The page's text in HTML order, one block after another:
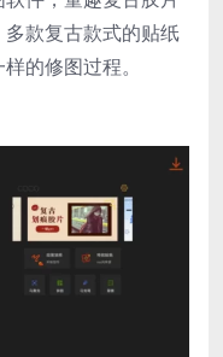
款复古款式的贴纸
的修图过程。